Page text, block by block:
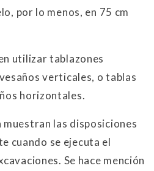
por lo menos, en 75 cm
utilizar tablazones
verticales, o tablas
horizontales.
muestran las disposiciones
cuando se ejecuta el
Se hace mención